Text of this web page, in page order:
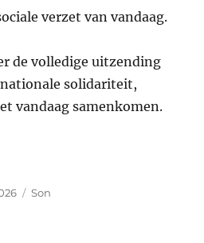
verzet van vandaag.
de volledige uitzending
solidariteit,
vandaag samenkomen.
Format
Son